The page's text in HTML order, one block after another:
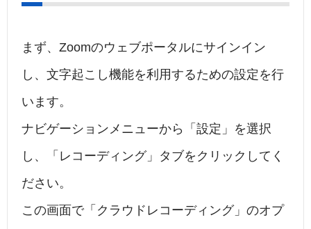
まず、Zoomのウェブポータルにサインイン
し、文字起こし機能を利用するための設定を行
います。
ナビゲーションメニューから「設定」を選択
し、「レコーディング」タブをクリックしてく
ださい。
この画面で「クラウドレコーディング」のオプ